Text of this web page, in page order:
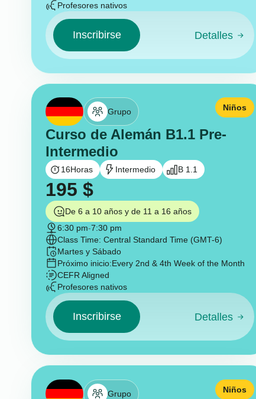
Profesores nativos
Inscribirse Detalles
Grupo
Curso de Alemán B1.1 Pre-
Intermedio
Niños
16Horas Intermedio B 1.1
195 $
De 6 a 10 años y de 11 a 16 años
6:30 pm-7:30 pm
Class Time: Central Standard Time (GMT-6)
Martes y Sábado
Próximo inicio:Every 2nd & 4th Week of the Month
CEFR Aligned
Profesores nativos
Inscribirse Detalles
Grupo Niños